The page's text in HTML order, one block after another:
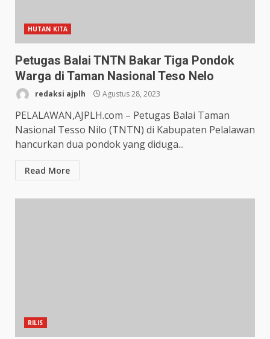
HUTAN KITA
Petugas Balai TNTN Bakar Tiga Pondok
Warga di Taman Nasional Teso Nelo
redaksi ajplh Agustus 28, 2023
PELALAWAN,AJPLH.com – Petugas Balai Taman
Nasional Tesso Nilo (TNTN) di Kabupaten Pelalawan
hancurkan dua pondok yang diduga...
Read More
RILIS